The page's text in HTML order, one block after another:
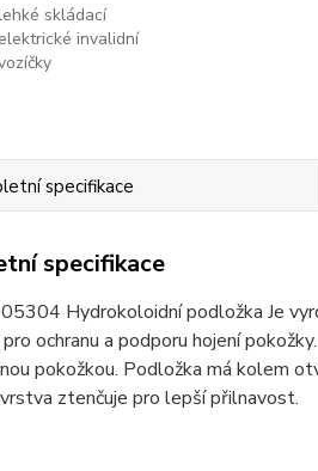
lehké skládací
elektrické invalidní
specifikace
specifikace
Hydrokoloidní podložka Je
ochranu a podporu hojení
pokožkou. Podložka má kolem
ztenčuje pro lepší přilnavost.